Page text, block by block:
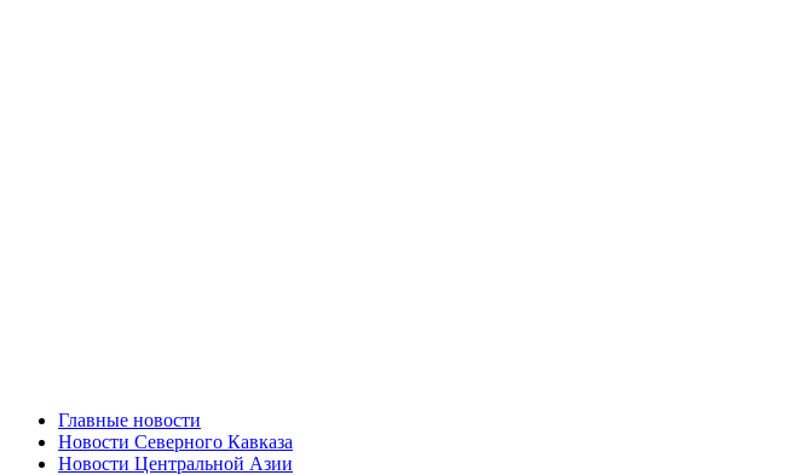
Главные новости
Новости Северного Кавказа
Новости Центральной Азии